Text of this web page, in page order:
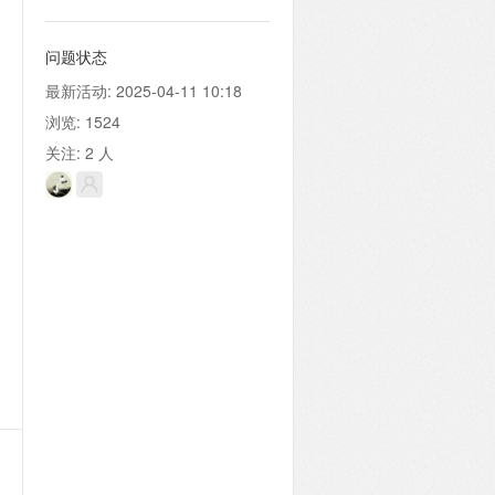
问题状态
最新活动: 2025-04-11 10:18
浏览: 1524
关注: 2 人